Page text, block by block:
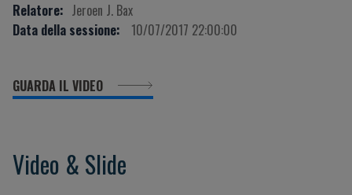
Relatore: Jeroen J. Bax
Data della sessione:
10/07/2017 22:00:00
GUARDA IL VIDEO
Video & Slide